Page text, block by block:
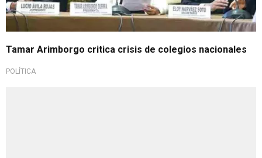
Tamar Arimborgo critica crisis de colegios nacionales
POLÍTICA